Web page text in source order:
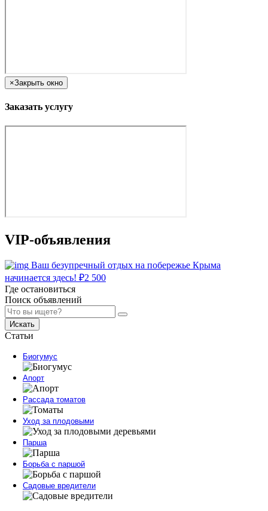
×Закрыть окно
Заказать услугу
VIP-объявления
Ваш безупречный отдых на побережье Крыма
начинается здесь! ₽2 500
Где остановиться
Поиск объявлений
Искать
Статьи
Биогумус
Апорт
Рассада томатов
Уход за плодовыми
Парша
Борьба с паршой
Садовые вредители